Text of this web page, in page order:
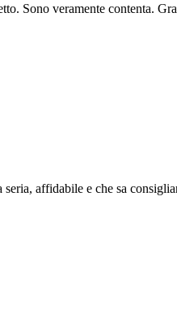
Sono veramente contenta.
affidabile e che sa